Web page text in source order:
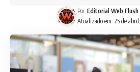
Atualizado em: 25 de abril
Por Editorial Web Flush